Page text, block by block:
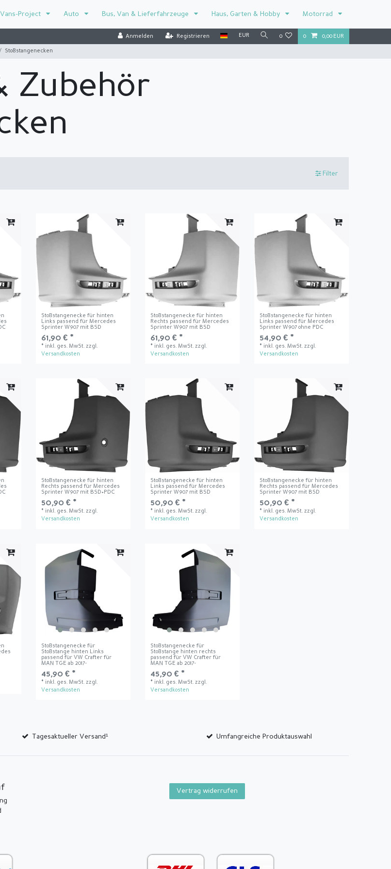
Project Auto Bus, Van & Lieferfahrzeuge Haus, Garten & Hobby Motorrad
Anmelden Registrieren EUR 0 0 0,00 EUR
Stoßstangenecken
Zubehör
Filter
Stoßstangenecke für hinten
Links passend für Mercedes
Sprinter W907 mit BSD
61,90 € *
* inkl. ges. MwSt. zzgl.
Versandkosten
Stoßstangenecke für hinten
Rechts passend für Mercedes
Sprinter W907 mit BSD
61,90 € *
* inkl. ges. MwSt. zzgl.
Versandkosten
Stoßstangenecke für hinten
Links passend für Mercedes
Sprinter W907 ohne PDC
54,90 € *
* inkl. ges. MwSt. zzgl.
Versandkosten
Stoßstangenecke für hinten
Rechts passend für Mercedes
Sprinter W907 mit BSD+PDC
50,90 € *
* inkl. ges. MwSt. zzgl.
Versandkosten
Stoßstangenecke für hinten
Links passend für Mercedes
Sprinter W907 mit BSD
50,90 € *
* inkl. ges. MwSt. zzgl.
Versandkosten
Stoßstangenecke für hinten
Rechts passend für Mercedes
Sprinter W907 mit BSD
50,90 € *
* inkl. ges. MwSt. zzgl.
Versandkosten
Stoßstangenecke für
Stoßstange hinten Links
passend für VW Crafter für
MAN TGE ab 2017-
45,90 € *
* inkl. ges. MwSt. zzgl.
Versandkosten
Stoßstangenecke für
Stoßstange hinten rechts
passend für VW Crafter für
MAN TGE ab 2017-
45,90 € *
* inkl. ges. MwSt. zzgl.
Versandkosten
Tagesaktueller Versand¹ Umfangreiche Produktauswahl
Vertrag widerrufen